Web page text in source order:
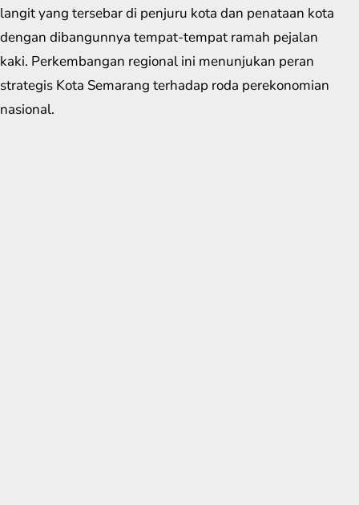
langit yang tersebar di penjuru kota dan penataan kota
dengan dibangunnya tempat-tempat ramah pejalan
kaki. Perkembangan regional ini menunjukan peran
strategis Kota Semarang terhadap roda perekonomian
nasional.